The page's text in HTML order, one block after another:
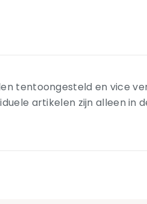
tentoongesteld en vice
artikelen zijn alleen in